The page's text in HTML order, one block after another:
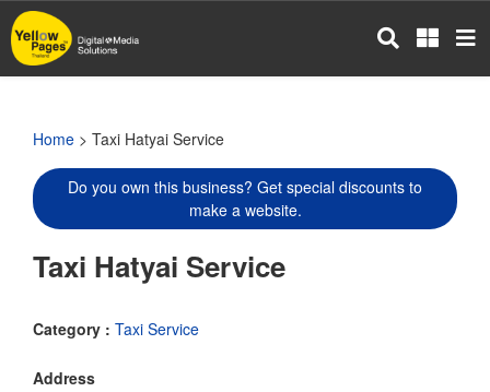
Skip
to
main
Home > Taxi Hatyai Service
Do you own this business? Get special discounts to
make a website.
Taxi Hatyai Service
Category : Taxi Service
Address